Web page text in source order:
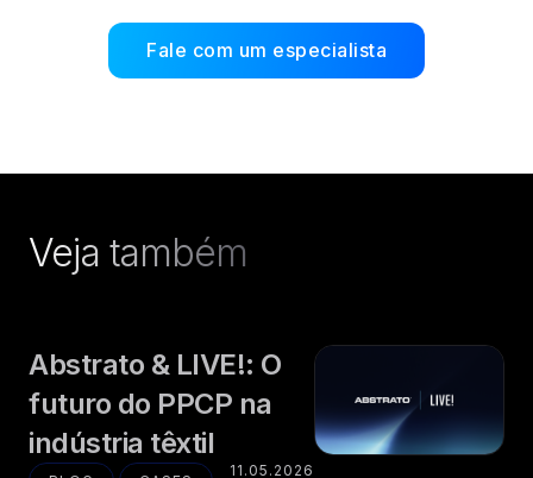
Fale com um especialista
Veja também
Abstrato & LIVE!: O
futuro do PPCP na
indústria têxtil
11.05.2026